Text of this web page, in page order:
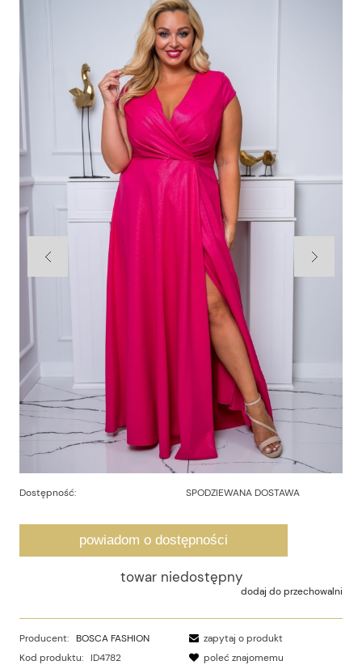
Dostępność: SPODZIEWANA DOSTAWA
powiadom o dostępności
towar niedostępny
dodaj do przechowalni
Producent: BOSCA FASHION
Kod produktu:
ID4782
zapytaj o produkt
poleć znajomemu